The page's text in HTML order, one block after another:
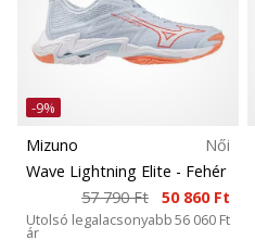
kézilabda
márkánk
nagykövete
Te
kézilabda-
őrült
mint
Sport
Tulajdonságok
-9%
Mizuno
Női
Wave Lightning Elite - Fehér
57 790 Ft
50 860 Ft
Utolsó legalacsonyabb
ár
56 060 Ft